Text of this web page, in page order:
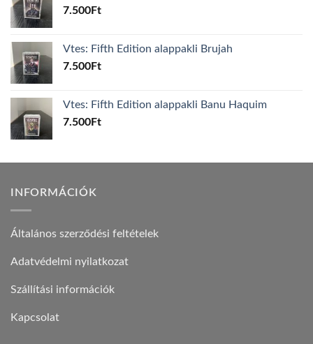
7.500Ft
Vtes: Fifth Edition alappakli Brujah
7.500Ft
Vtes: Fifth Edition alappakli Banu Haquim
7.500Ft
INFORMÁCIÓK
Általános szerződési feltételek
Adatvédelmi nyilatkozat
Szállítási információk
Kapcsolat